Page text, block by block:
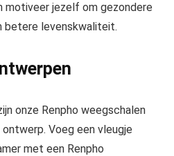
motiveer jezelf om gezondere
betere levenskwaliteit.
onze Renpho weegschalen
Voeg een vleugje
met een Renpho